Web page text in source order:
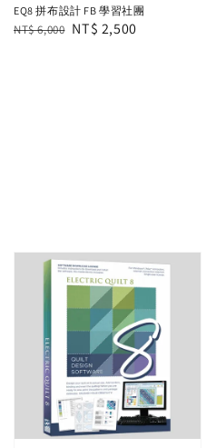
EQ8 拼布設計 FB 學習社團
Regular
NT$ 6,000 Sale
NT$ 2,500